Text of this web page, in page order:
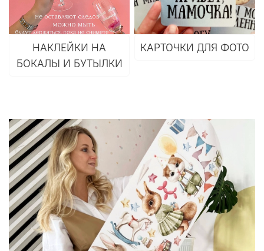
НАКЛЕЙКИ НА
БОКАЛЫ И БУТЫЛКИ
КАРТОЧКИ ДЛЯ ФОТО